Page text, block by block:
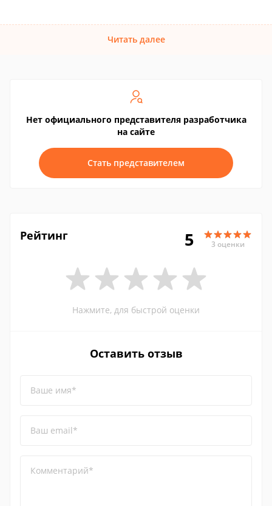
Читать далее
Нет официального представителя разработчика
на сайте
Стать представителем
Рейтинг 5 3 оценки
Нажмите, для быстрой оценки
Оставить отзыв
Ваше имя*
Ваш email*
Комментарий*